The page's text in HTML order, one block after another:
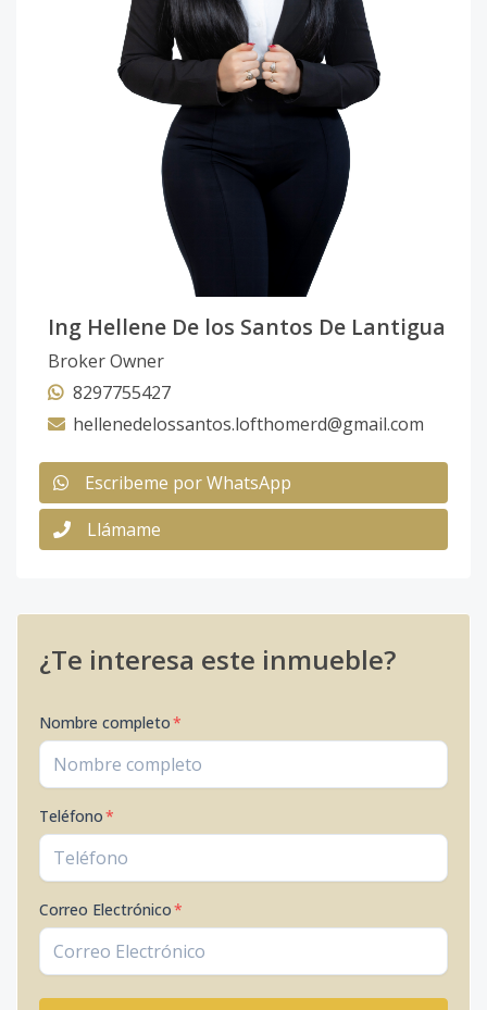
Ing Hellene De los Santos De Lantigua
Broker Owner
8297755427
hellenedelossantos.lofthomerd@gmail.com
Escribeme por WhatsApp
Llámame
¿Te interesa este inmueble?
Nombre completo*
Teléfono*
Correo Electrónico*